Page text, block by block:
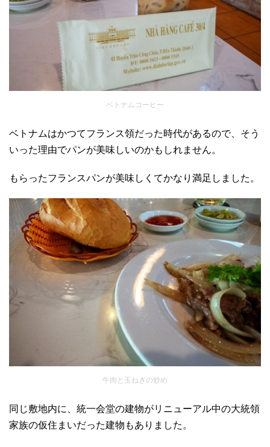
ベトナムコーヒー
ベトナムはかつてフランス領だった時代があるので、そう
いった理由でパンが美味しいのかもしれません。
もらったフランスパンが美味しくてかなり満足しました。
牛肉と玉ねぎの炒め
同じ敷地内に、統一会堂の建物がリニューアル中の大統領
家族の仮住まいだった建物もありました。